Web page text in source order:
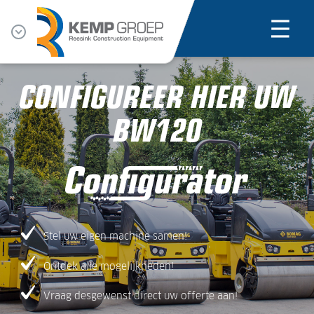
CONFIGUREER HIER UW
BW120
Stel uw eigen machine samen!
Ontdek alle mogelijkheden!
Vraag desgewenst direct uw offerte aan!